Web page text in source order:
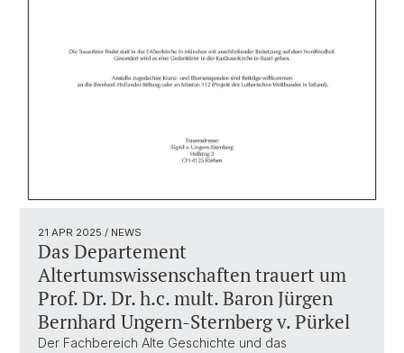
21 APR 2025 / NEWS
Das Departement
Altertumswissenschaften trauert um
Prof. Dr. Dr. h.c. mult. Baron Jürgen
Bernhard Ungern-Sternberg v. Pürkel
Der Fachbereich Alte Geschichte und das